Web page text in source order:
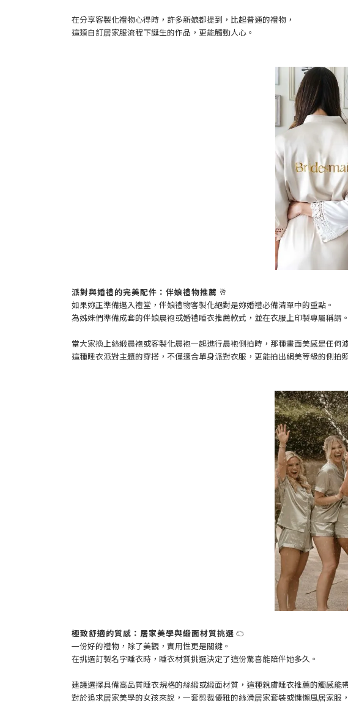
在分享客製化禮物心得時，許多新娘都提到，比起普通的禮物，
這類自訂居家服流程下誕生的作品，更能觸動人心。
派對與婚禮的完美配件：伴娘禮物推薦 🥂
如果妳正準備邁入禮堂，伴娘禮物客製化絕對是妳婚禮必備清單中的重點。
為姊妹們準備成套的伴娘晨袍或婚禮睡衣推薦款式，並在衣服上印製專屬稱謂。
當大家換上絲緞晨袍或客製化晨袍一起進行晨袍側拍時，那種畫面美感是任何
這種睡衣派對主題的穿搭，不僅適合單身派對衣服，更能拍出網美等級的側拍
極致舒適的質感：居家美學與緞面材質挑選 ☁️
一份好的禮物，除了美觀，實用性更是關鍵。
在挑選訂製名字睡衣時，睡衣材質挑選決定了這份驚喜能陪伴她多久。
建議選擇具備高品質睡衣規格的絲緞或緞面材質，這種親膚睡衣推薦的觸感能
對於追求居家美學的女孩來說，一套剪裁優雅的絲滑居家套裝或慵懶風居家服